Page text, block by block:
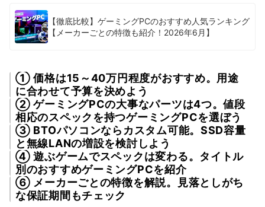
【徹底比較】ゲーミングPCのおすすめ人気ランキング
【メーカーごとの特徴も紹介！2026年6月】
① 価格は15～40万円程度がおすすめ。用途
に合わせて予算を決めよう
② ゲーミングPCの大事なパーツは4つ。値段
相応のスペックを持つゲーミングPCを選ぼう
③ BTOパソコンならカスタム可能。SSD容量
と無線LANの増設を検討しよう
④ 遊ぶゲームでスペックは変わる。タイトル
別のおすすめゲーミングPCを紹介
⑥ メーカーごとの特徴を解説。見落としがち
な保証期間もチェック